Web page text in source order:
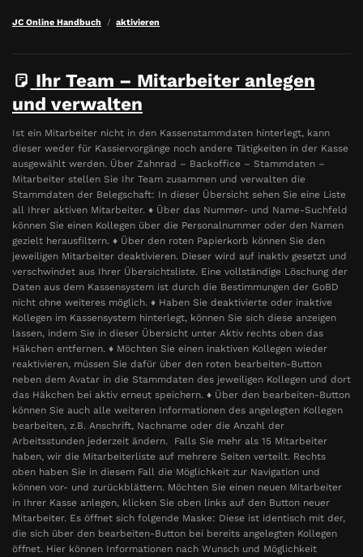
JC Online Handbuch aktivieren
Ihr Team – Mitarbeiter anlegen
und verwalten
Ist ein Mitarbeiter nicht in den Kassenstammdaten hinterlegt, kann
dieser weder für Kassiervorgänge noch andere Tätigkeiten in der Kasse
ausgewählt werden. Über Zahnrad – Backoffice – Stammdaten –
Mitarbeiter stellen Sie Ihr Team zusammen und verwalten die
Stammdaten der Belegschaft: In dieser Übersicht sehen Sie eine Liste
all Ihrer aktiven Mitarbeiter. ♦ Über das Nummer- und Name-Suchfeld
können Sie einen Kollegen über die Personalnummer oder den Namen
gezielt herausfiltern. ♦ Über den roten Papierkorb können Sie den
jeweiligen Mitarbeiter deaktivieren. Dieser wird auf inaktiv gesetzt und
verschwindet aus Ihrer Übersichtsliste. Eine vollständige Löschung der
Daten aus dem Kassensystem ist durch die Bestimmungen der GoBD
nicht ohne weiteres möglich. ♦ Haben Sie deaktivierte oder inaktive
Kollegen im Kassensystem hinterlegt, können Sie sich diese anzeigen
lassen, indem Sie in dieser Übersicht unter Aktiv rechts oben das
Häkchen entfernen. ♦ Möchten Sie einen inaktiven Kollegen wieder
reaktivieren, müssen Sie dafür über den roten bearbeiten-Button
neben dem Avatar in die Stammdaten des jeweiligen Kollegen und dort
das Häkchen bei aktiv erneut speichern. ♦ Über den bearbeiten-Button
können Sie auch alle weiteren Informationen des angelegten Kollegen
bearbeiten, z.B. Anschrift, Nachname oder die Anzahl der
Arbeitsstunden jederzeit ändern. Falls Sie mehr als 15 Mitarbeiter
haben, wir die Mitarbeiterliste auf mehrere Seiten verteilt. Rechts
oben haben Sie in diesem Fall die Möglichkeit zur Navigation und
können vor- und zurückblättern. Möchten Sie einen neuen Mitarbeiter
in Ihrer Kasse anlegen, klicken Sie oben links auf den Button neuer
Mitarbeiter. Es öffnet sich folgende Maske: Diese ist identisch mit der,
die sich über den bearbeiten-Button bei bereits angelegten Kollegen
öffnet. Hier können Informationen nach Wunsch und Möglichkeit